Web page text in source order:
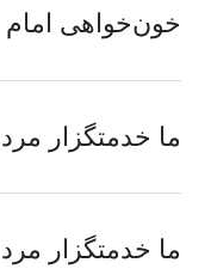
خون‌خواهی
ما خدمتگزار
ما خدمتگزار